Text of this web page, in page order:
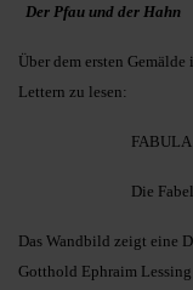
Der Pfau und der Hahn
Über dem ersten
Lettern zu lesen:
FABULA
Die Fabel
Das Wandbild zeigt eine
Gotthold Ephraim